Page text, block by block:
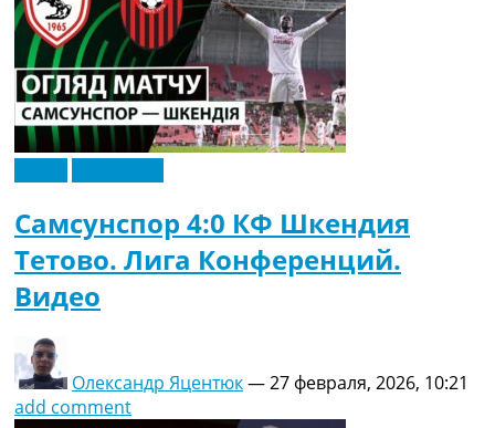
Самсунспор 4:0 КФ Шкендия
Тетово. Лига Конференций.
Видео
Олександр Яцентюк—27 февраля, 2026, 10:21
add comment